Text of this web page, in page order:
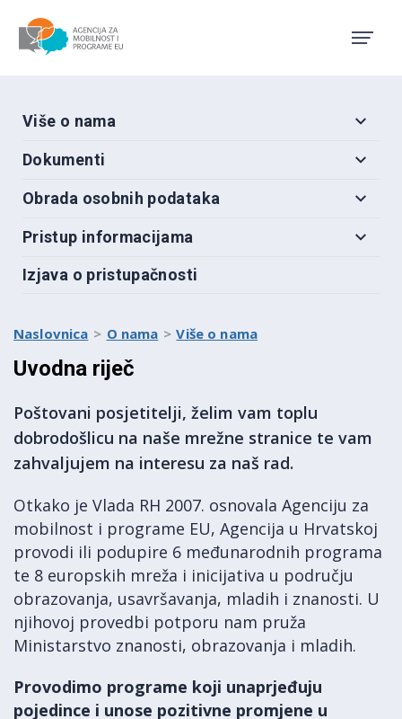
Više o nama
Dokumenti
Obrada osobnih podataka
Pristup informacijama
Izjava o pristupačnosti
Naslovnica O nama Više o nama
Uvodna riječ
Poštovani posjetitelji, želim vam toplu
dobrodošlicu na naše mrežne stranice te vam
zahvaljujem na interesu za naš rad.
Otkako je Vlada RH 2007. osnovala Agenciju za
mobilnost i programe EU, Agencija u Hrvatskoj
provodi ili podupire 6 međunarodnih programa
te 8 europskih mreža i inicijativa u području
obrazovanja, usavršavanja, mladih i znanosti. U
njihovoj provedbi potporu nam pruža
Ministarstvo znanosti, obrazovanja i mladih.
Provodimo programe koji unaprjeđuju
pojedince i unose pozitivne promjene u